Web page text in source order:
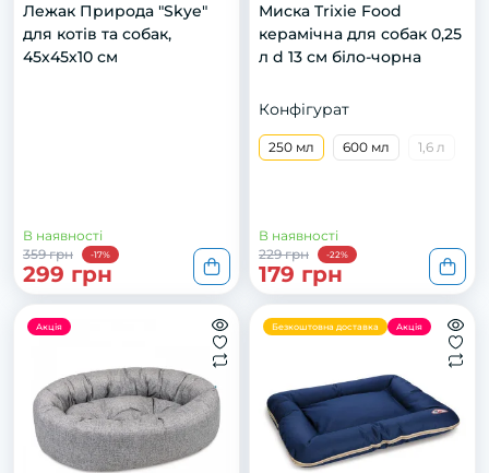
Лежак Природа "Skye"
для котів та собак,
45х45х10 см
В наявності
359 грн
-17%
299 грн
Миска Trixie Food
керамічна для собак 0,25
л d 13 см біло-чорна
Конфігурат
250 мл 600 мл 1,6 л
В наявності
229 грн
-22%
179 грн
Акція Безкоштовна доставка Акція